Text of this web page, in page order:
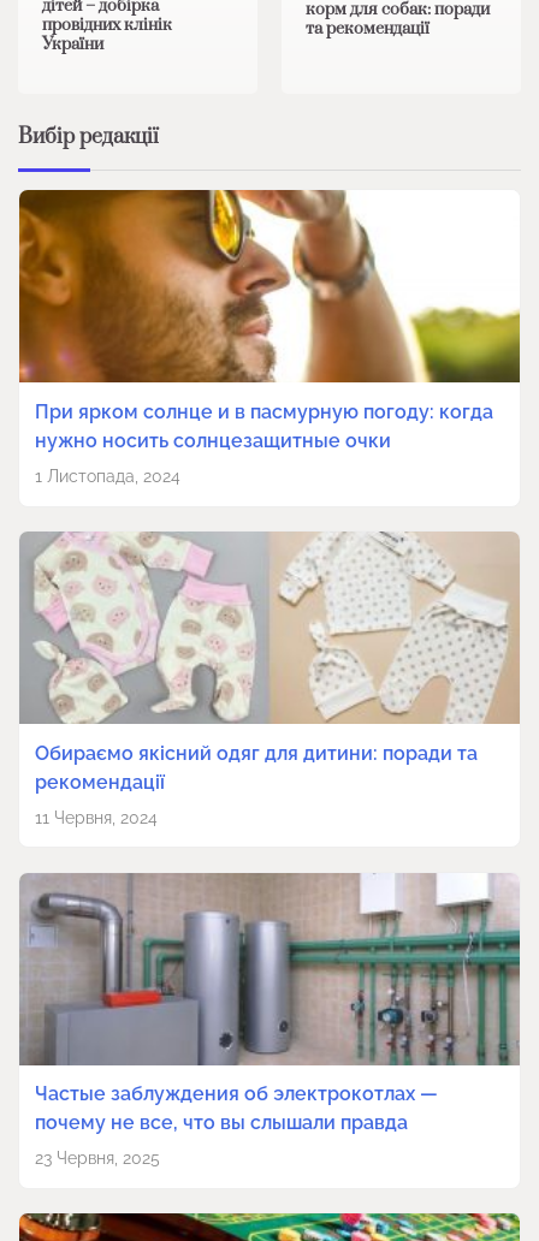
дітей – добірка
провідних клінік
України
корм для собак: поради
та рекомендації
Вибір редакції
При ярком солнце и в пасмурную погоду: когда
нужно носить солнцезащитные очки
1 Листопада, 2024
Обираємо якісний одяг для дитини: поради та
рекомендації
11 Червня, 2024
Частые заблуждения об электрокотлах —
почему не все, что вы слышали правда
23 Червня, 2025